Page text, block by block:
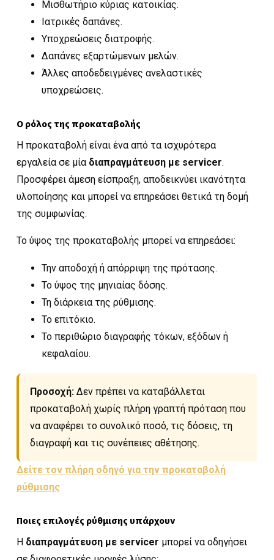
Μισθωτήριο κύριας κατοικίας.
Ιατρικές δαπάνες.
Υποχρεώσεις διατροφής.
Δαπάνες εξαρτώμενων μελών.
Άλλες αποδεδειγμένες ανελαστικές
υποχρεώσεις.
Ο ρόλος της προκαταβολής
Η προκαταβολή είναι ένα από τα ισχυρότερα
εργαλεία σε μία διαπραγμάτευση με servicer.
Προσφέρει άμεση είσπραξη, αποδεικνύει ικανότητα
υλοποίησης και μπορεί να επηρεάσει θετικά τη δομή
της συμφωνίας.
Το ύψος της προκαταβολής μπορεί να επηρεάσει:
Την αποδοχή ή απόρριψη της πρότασης.
Το ύψος της μηνιαίας δόσης.
Τη διάρκεια της ρύθμισης.
Το επιτόκιο.
Το περιθώριο διαγραφής τόκων, εξόδων ή
κεφαλαίου.
Προσοχή: Δεν πρέπει να καταβάλλεται
προκαταβολή χωρίς πλήρη γραπτή πρόταση που
να αναφέρει το συνολικό ποσό, τις δόσεις, τη
διαγραφή και τις συνέπειες αθέτησης.
Δείτε τον πλήρη οδηγό για την προκαταβολή
ρύθμισης
Ποιες επιλογές ρύθμισης υπάρχουν
Η διαπραγμάτευση με servicer μπορεί να οδηγήσει